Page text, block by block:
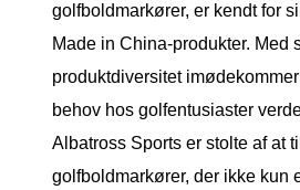
golfboldmarkører, er kendt for
Made in China-produkter. Med
produktdiversitet
behov hos golfentusiaster
Albatross Sports er stolte af at
golfboldmarkører, der ikke kun